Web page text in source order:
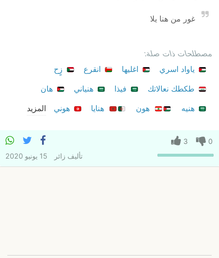
غور من هنا يلا
مصطلحات ذات صلة:
ياواد اسري
اغليها انقرع
زٍح
طكطك نعالاتك
فيذا هنياني
هان
هنيه
هون هنايا هوني المزيد
0
3
تأليف زائر 15 يونيو 2020